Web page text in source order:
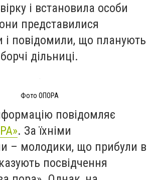
і встановила особи
представилися
і повідомили, що планують
дільниці.
Фото ОПОРА
повідомляє
. За їхніми
– молодики, що прибули в
посвідчення